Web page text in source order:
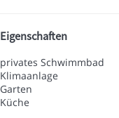
Eigenschaften
privates Schwimmbad
Klimaanlage
Garten
Küche